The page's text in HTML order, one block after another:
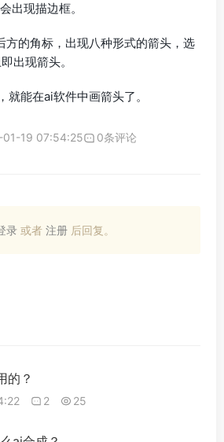
出现描边框。
方的角标，出现八种形式的箭头，选
出现箭头。
就能在ai软件中画箭头了。
01-19 07:54:25 0条评论
录 或者 注册 后回复。
的？
2 25